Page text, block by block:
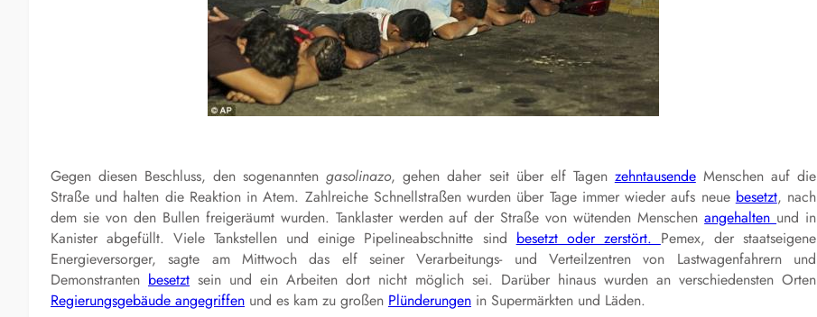
Gegen diesen Beschluss, den sogenanntengasolinazo, gehen daher seit über elf Tagen zehntausendeMenschen auf die
Straße und halten die Reaktion in Atem. Zahlreiche Schnellstraßen wurden über Tage immer wieder aufs neue besetzt, nach
dem sie von den Bullen freigeräumt wurden. Tanklaster werden auf der Straße von wütenden Menschenangehalten und in
Kanister abgefüllt. Viele Tankstellen und einige Pipelineabschnitte sind besetzt oder zerstört. Pemex, der staatseigene
Energieversorger, sagte am Mittwoch das elf seiner Verarbeitungs- und Verteilzentren von Lastwagenfahrern und
Demonstranten besetzt sein und ein Arbeiten dort nicht möglich sei. Darüber hinaus wurden an verschiedensten Orten
Regierungsgebäude angegriffen und es kam zu großen Plünderungen in Supermärkten und Läden.